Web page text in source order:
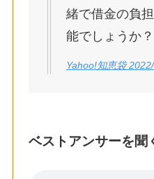
緒で借金の負
能でしょうか？
Yahoo!知恵袋
ベストアンサーを聞